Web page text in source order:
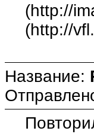
(http://
(http://
Название: